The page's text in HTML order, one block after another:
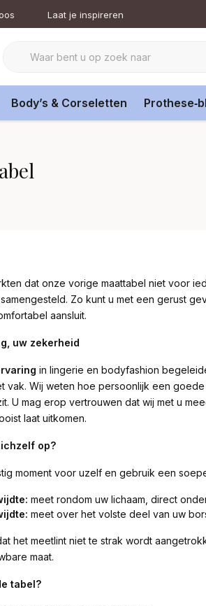
Laat je inspireren
Body’s & Corseletten
dat onze vorige maattabel niet voor
Zo kunt u met een gerust
aansluit.
uw zekerheid
in lingerie en bodyfashion
vak. Wij weten hoe persoonlijk een
U mag erop vertrouwen dat wij met u
laat uitkomen.
op?
moment voor uzelf en gebruik een
meet rondom uw lichaam, direct
meet over het volste deel van uw
het meetlint niet te strak wordt
maat.
tabel?